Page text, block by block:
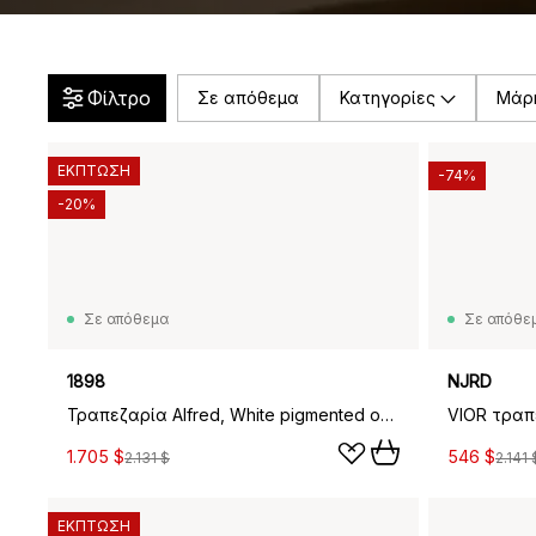
Φίλτρο Σε απόθεμα Κατηγορίες
Σε απόθεμα
1898
Τραπεζαρία Alfred, White pigmented oak, 90x160 cm
1.705 $2.131 $
ΕΚΠΤΩΣΗ
-20%
Σε
NJRD
546 $2.141
-74%
ΕΚΠΤΩΣΗ